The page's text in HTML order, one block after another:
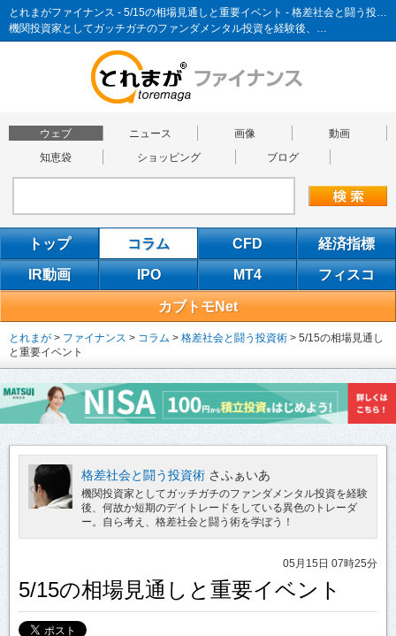
とれまがファイナンス - 5/15の相場見通しと重要イベント - 格差社会と闘う投資術
機関投資家としてガッチガチのファンダメンタル投資を経験後、…
ウェブ ニュース 画像
動画
知恵袋
ショッピング ブログ
トップ コラム CFD 経済指標
IR動画 IPO MT4 フィスコ
カブトモNet
とれまが > ファイナンス > コラム > 格差社会と闘う投資術 > 5/15の相場見通し
と重要イベント
格差社会と闘う投資術 さふぁいあ
機関投資家としてガッチガチのファンダメンタル投資を経験
後、何故か短期のデイトレードをしている異色のトレーダ
ー。自ら考え、格差社会と闘う術を学ぼう！
05月15日 07時25分
5/15の相場見通しと重要イベント